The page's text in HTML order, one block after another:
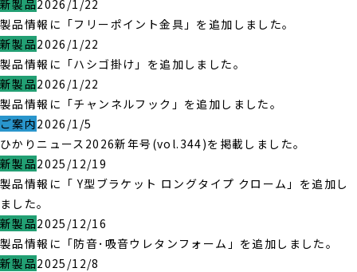
新製品2026/1/22
製品情報に「フリーポイント金具」を追加しました。
新製品2026/1/22
製品情報に「ハシゴ掛け」を追加しました。
新製品2026/1/22
製品情報に「チャンネルフック」を追加しました。
ご案内2026/1/5
ひかりニュース2026新年号(vol.344)を掲載しました。
新製品2025/12/19
製品情報に「 Y型ブラケット ロングタイプ クローム」を追加し
ました。
新製品2025/12/16
製品情報に「防音･吸音ウレタンフォーム」を追加しました。
新製品2025/12/8